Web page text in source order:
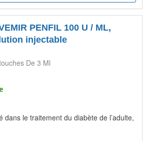
PENFIL 100 U / ML,
injectable
De 3 Ml
dans le traitement du diabète de l’adulte,